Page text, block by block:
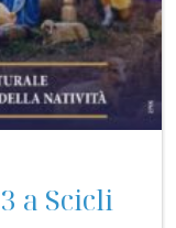
a Scicli